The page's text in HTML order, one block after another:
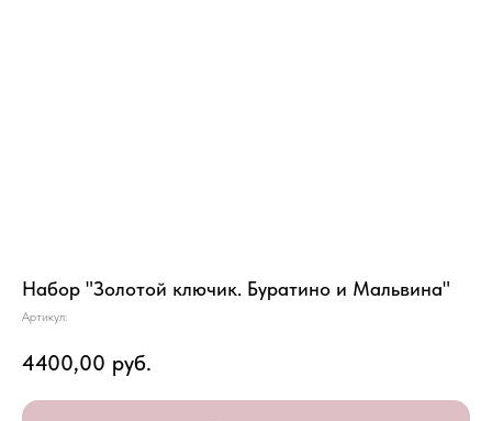
Набор "Золотой ключик. Буратино и Мальвина"
Артикул:
4400,00 руб.